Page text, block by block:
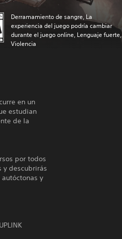
Derramamiento de sangre, La
experiencia del juego podría cambiar
durante el juego online, Lenguaje fuerte,
Violencia
en un
estudian
de la
por todos
y descubrirás
y